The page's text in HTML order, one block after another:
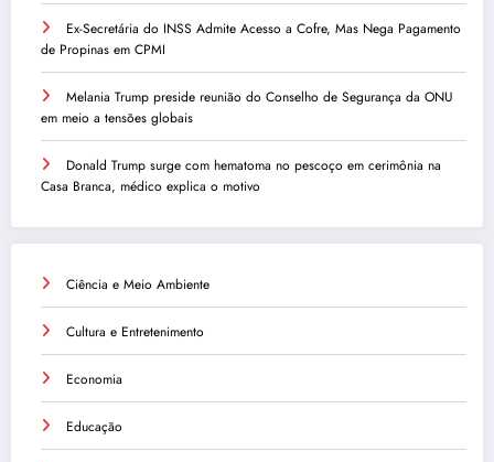
Ex-Secretária do INSS Admite Acesso a Cofre, Mas Nega Pagamento
de Propinas em CPMI
Melania Trump preside reunião do Conselho de Segurança da ONU
em meio a tensões globais
Donald Trump surge com hematoma no pescoço em cerimônia na
Casa Branca, médico explica o motivo
Ciência e Meio Ambiente
Cultura e Entretenimento
Economia
Educação